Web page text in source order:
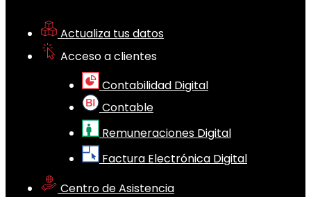
Actualiza tus datos
Acceso a clientes
Contabilidad Digital
Contable
Remuneraciones Digital
Factura Electrónica Digital
Centro de Asistencia